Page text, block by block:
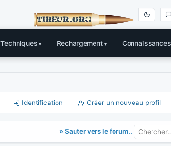
Techniques Rechargement Connaissances
Identification Créer un nouveau profil
» Sauter vers le forum...